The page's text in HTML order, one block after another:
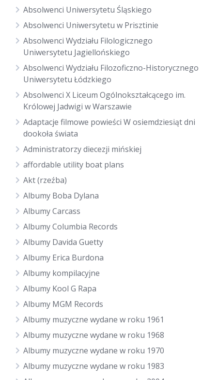
Absolwenci Uniwersytetu Śląskiego
Absolwenci Uniwersytetu w Prisztinie
Absolwenci Wydziału Filologicznego
Uniwersytetu Jagiellońskiego
Absolwenci Wydziału Filozoficzno-Historycznego
Uniwersytetu Łódzkiego
Absolwenci X Liceum Ogólnokształcącego im.
Królowej Jadwigi w Warszawie
Adaptacje filmowe powieści W osiemdziesiąt dni
dookoła świata
Administratorzy diecezji mińskiej
affordable utility boat plans
Akt (rzeźba)
Albumy Boba Dylana
Albumy Carcass
Albumy Columbia Records
Albumy Davida Guetty
Albumy Erica Burdona
Albumy kompilacyjne
Albumy Kool G Rapa
Albumy MGM Records
Albumy muzyczne wydane w roku 1961
Albumy muzyczne wydane w roku 1968
Albumy muzyczne wydane w roku 1970
Albumy muzyczne wydane w roku 1983